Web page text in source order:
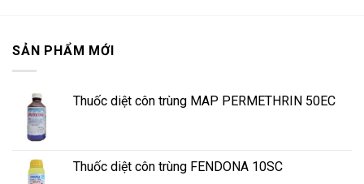
SẢN PHẨM MỚI
Thuốc diệt côn trùng MAP PERMETHRIN 50EC
Thuốc diệt côn trùng FENDONA 10SC